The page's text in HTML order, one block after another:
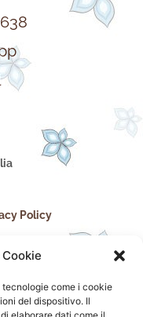
come i cookie
del dispositivo. Il
Policy